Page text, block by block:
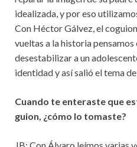
idealizada, y por eso
Con Héctor Gálvez, el
vueltas a la historia pensamos
desestabilizar a un
identidad y así salió el tema
Cuando te enteraste que
guion, ¿cómo lo tomaste?